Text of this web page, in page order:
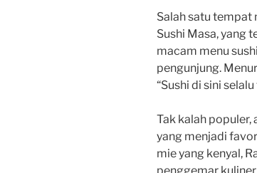
Salah satu
Sushi Masa, yang
macam menu
pengunjung.
“Sushi di sini
Tak kalah populer,
yang menjadi
mie yang kenyal,